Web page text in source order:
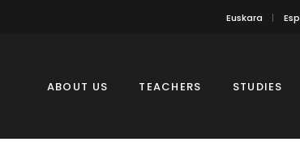
Euskara
ABOUT US TEACHERS STUDIES